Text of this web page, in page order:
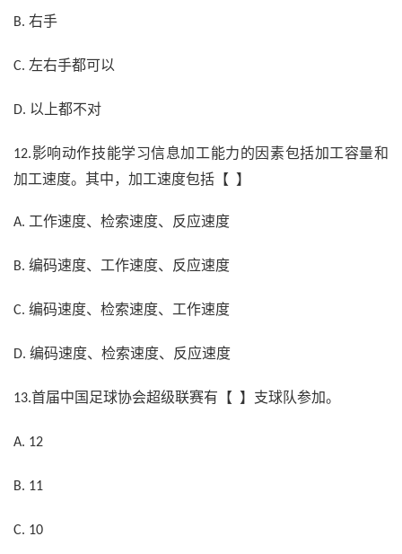
B. 右手
C. 左右手都可以
D. 以上都不对
12.影响动作技能学习信息加工能力的因素包括加工容量和
加工速度。其中，加工速度包括【 】
A. 工作速度、检索速度、反应速度
B. 编码速度、工作速度、反应速度
C. 编码速度、检索速度、工作速度
D. 编码速度、检索速度、反应速度
13.首届中国足球协会超级联赛有【 】支球队参加。
A. 12
B. 11
C. 10